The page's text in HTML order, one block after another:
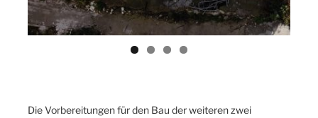
Die Vorbereitungen für den Bau der weiteren zwei